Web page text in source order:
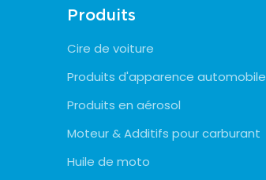
Produits
Cire de voiture
Produits d'apparence automobile
Produits en aérosol
Moteur & Additifs pour carburant
Huile de moto